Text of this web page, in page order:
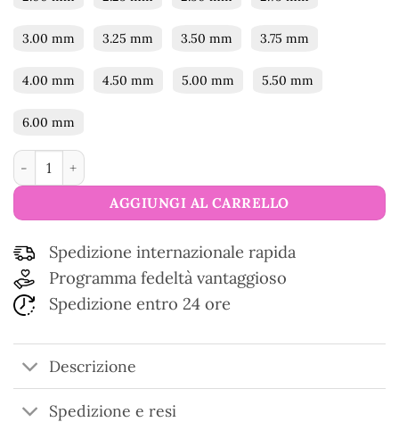
3.00 mm 3.25 mm 3.50 mm 3.75 mm
4.00 mm 4.50 mm 5.00 mm 5.50 mm
6.00 mm
Uncinetti ergonomici Clover Soft Grip quantità
AGGIUNGI AL CARRELLO
Spedizione internazionale rapida
Programma fedeltà vantaggioso
Spedizione entro 24 ore
Descrizione
Spedizione e resi